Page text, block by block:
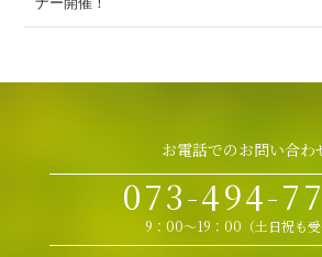
お電話でのお問い合わ
073-494-
9：00～19：00（土日祝も受